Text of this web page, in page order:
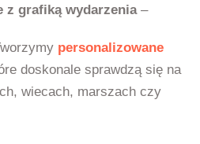
z grafiką wydarzenia–
personalizowane
doskonale sprawdzą się na
wiecach, marszach czy